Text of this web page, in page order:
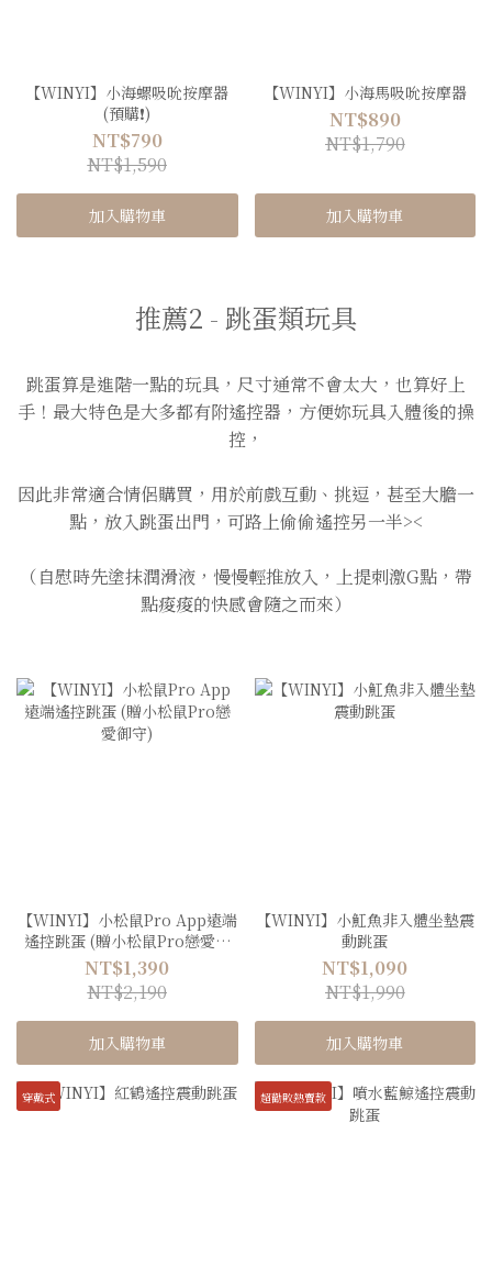
【WINYI】小海螺吸吮按摩器
(預購❗️)
NT$790
NT$1,590
加入購物車
【WINYI】小海馬吸吮按摩器
NT$890
NT$1,790
加入購物車
推薦2 - 跳蛋類玩具
跳蛋算是進階一點的玩具，尺寸通常不會太大，也算好上
手！最大特色是大多都有附遙控器，方便妳玩具入體後的操
控，
因此非常適合情侶購買，用於前戲互動、挑逗，甚至大膽一
點，放入跳蛋出門，可路上偷偷遙控另一半><
（自慰時先塗抹潤滑液，慢慢輕推放入，上提刺激G點，帶
點痠痠的快感會隨之而來）
【WINYI】小松鼠Pro App遠端
遙控跳蛋 (贈小松鼠Pro戀愛御
守)
NT$1,390
NT$2,190
加入購物車
【WINYI】小魟魚非入體坐墊震
動跳蛋
NT$1,090
NT$1,990
加入購物車
穿戴式 超勸敗熱賣款